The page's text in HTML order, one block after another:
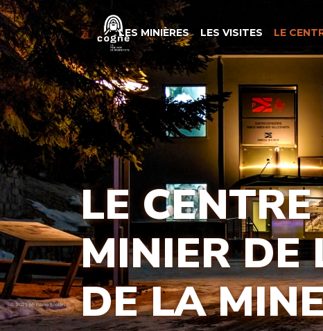
LES MINIÈRES LES VISITES LE
LE
MINIER DE
DE LA